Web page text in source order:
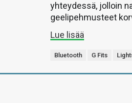
yhteydessä, jolloin
geelipehmusteet
Lue lisää
Bluetooth G Fits